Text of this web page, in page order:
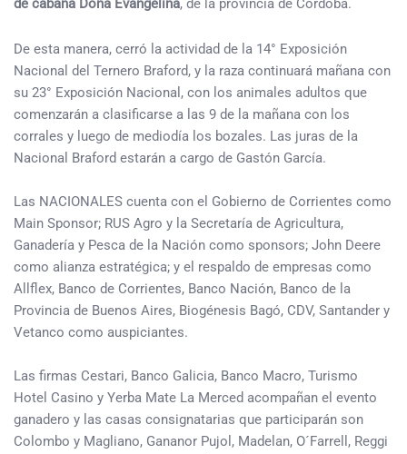
de cabaña Doña Evangelina, de la provincia de Córdoba.
De esta manera, cerró la actividad de la 14° Exposición
Nacional del Ternero Braford, y la raza continuará mañana con
su 23° Exposición Nacional, con los animales adultos que
comenzarán a clasificarse a las 9 de la mañana con los
corrales y luego de mediodía los bozales. Las juras de la
Nacional Braford estarán a cargo de Gastón García.
Las NACIONALES cuenta con el Gobierno de Corrientes como
Main Sponsor; RUS Agro y la Secretaría de Agricultura,
Ganadería y Pesca de la Nación como sponsors; John Deere
como alianza estratégica; y el respaldo de empresas como
Allflex, Banco de Corrientes, Banco Nación, Banco de la
Provincia de Buenos Aires, Biogénesis Bagó, CDV, Santander y
Vetanco como auspiciantes.
Las firmas Cestari, Banco Galicia, Banco Macro, Turismo
Hotel Casino y Yerba Mate La Merced acompañan el evento
ganadero y las casas consignatarias que participarán son
Colombo y Magliano, Gananor Pujol, Madelan, O´Farrell, Reggi